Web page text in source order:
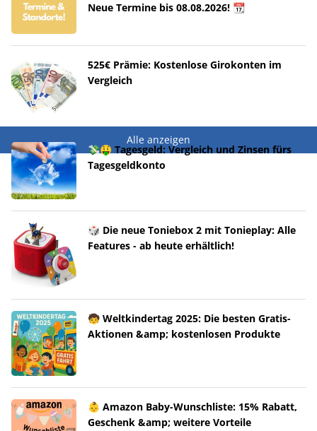
Neue Termine bis 08.08.2026! 📆
525€ Prämie: Kostenlose Girokonten im
Vergleich
Alle anzeigen
💸🤑 Tagesgeld: Vergleich und Zinsen fürs
Tagesgeldkonto
🎲 Die neue Toniebox 2 mit Tonieplay: Alle
Features - ab heute erhältlich!
🧒 Weltkindertag 2025: Die besten Gratis-
Aktionen &amp; kostenlosen Produkte
👶 Amazon Baby-Wunschliste: 15% Rabatt,
Geschenk &amp; weitere Vorteile